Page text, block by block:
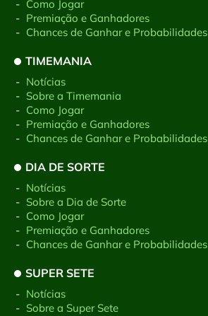
- Como Jogar
- Premiação e Ganhadores
- Chances de Ganhar e Probabilidades
TIMEMANIA
- Notícias
- Sobre a Timemania
- Como Jogar
- Premiação e Ganhadores
- Chances de Ganhar e Probabilidades
DIA DE SORTE
- Notícias
- Sobre a Dia de Sorte
- Como Jogar
- Premiação e Ganhadores
- Chances de Ganhar e Probabilidades
SUPER SETE
- Notícias
- Sobre a Super Sete